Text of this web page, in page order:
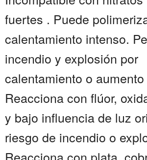
fuertes . Puede
calentamiento intenso.
incendio y explosión por
calentamiento o
Reacciona con flúor,
y bajo influencia de luz
riesgo de incendio o